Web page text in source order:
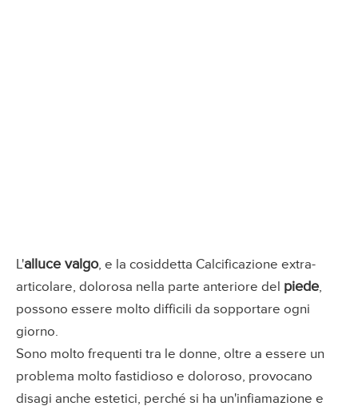
L'alluce valgo, e la cosiddetta Calcificazione extra-
articolare, dolorosa nella parte anteriore del piede,
possono essere molto difficili da sopportare ogni
giorno.
Sono molto frequenti tra le donne, oltre a essere un
problema molto fastidioso e doloroso, provocano
disagi anche estetici, perché si ha un'infiamazione e